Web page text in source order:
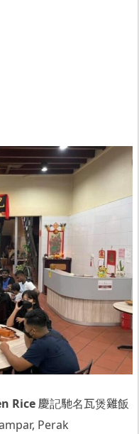
Rice慶記馳名瓦煲雞飯
Perak